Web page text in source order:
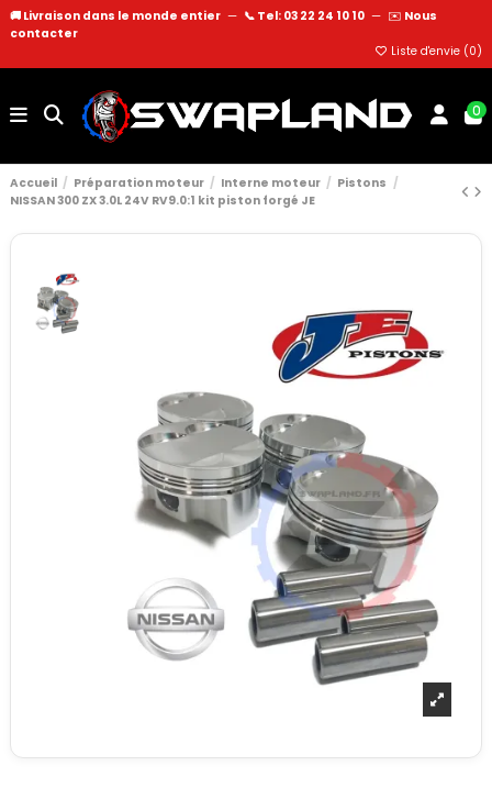
🚚 Livraison dans le monde entier — 📞 Tel: 03 22 24 10 10 — ✉️ Nous
contacter
Liste d'envie (0)
0
Accueil Préparation moteur Interne moteur
Pistons
NISSAN 300 ZX 3.0L 24V RV9.0:1 kit piston forgé JE